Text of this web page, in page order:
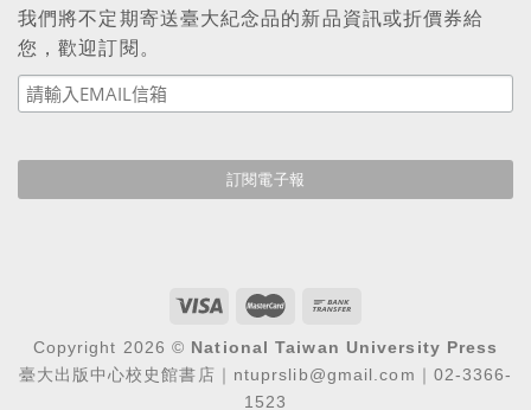
我們將不定期寄送臺大紀念品的新品資訊或折價券給
您，歡迎訂閱。
Copyright 2026 © National Taiwan University Press
臺大出版中心校史館書店｜ntuprslib@gmail.com｜02-3366-
1523